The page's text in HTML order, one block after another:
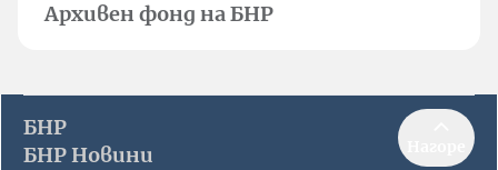
Архивен фонд на БНР
БНР
БНР Новини